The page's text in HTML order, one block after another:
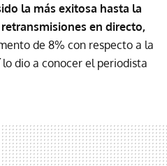
la más exitosa hasta la
en directo,
de 8% con respecto a la
dio a conocer el periodista